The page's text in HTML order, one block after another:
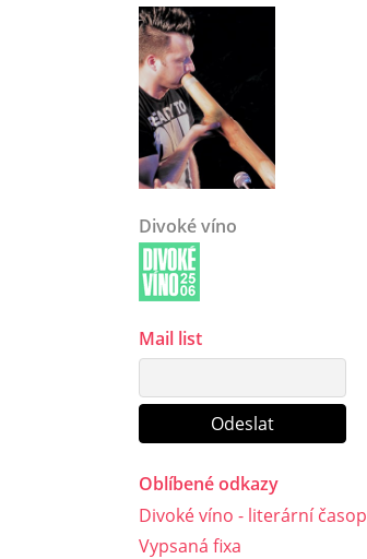
Divoké víno
Mail list
Oblíbené odkazy
Divoké víno - literární
Vypsaná fixa